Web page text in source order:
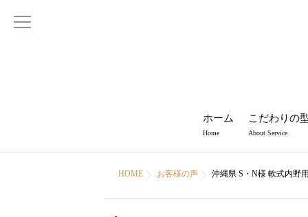
ホーム
Home
こだわりの
About Service
HOME お客様の声 沖縄県 S・N様 軟式内野